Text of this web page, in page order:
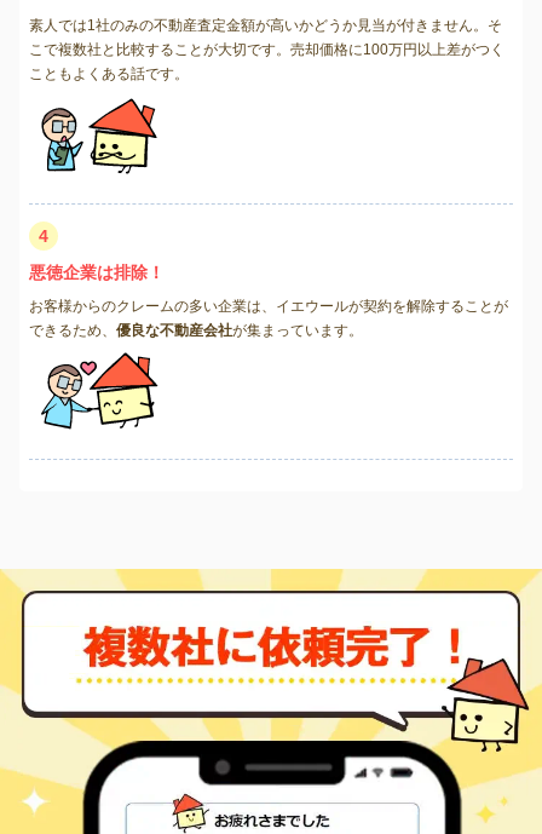
素人では1社のみの不動産査定金額が高いかどうか見当が付きません。そ
こで複数社と比較することが大切です。売却価格に100万円以上差がつく
こともよくある話です。
4
悪徳企業は排除！
お客様からのクレームの多い企業は、イエウールが契約を解除することが
できるため、 優良な不動産会社が集まっています。